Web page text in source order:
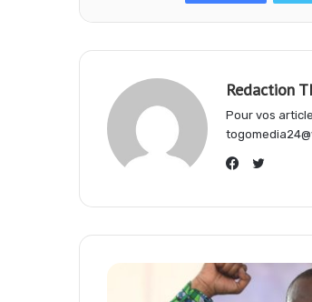
o
A
p
r
Redaction
Pour vos
Twitter